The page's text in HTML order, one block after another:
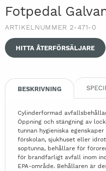
Fotpedal
ARTIKELNUMMER 2-471-0
HITTA ÅTERFÖRSÄLJARE
BESKRIVNING
Cylinderformad
Öppning och stängning av
tunnan hygieniska
förskolan, sjukhuset eller
soptunna, behållare för
för brandfarligt avfall inom
EPA-område. Behållaren är